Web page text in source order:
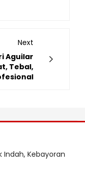
Next
Aguilar
Tebal,
Indah, Kebayoran